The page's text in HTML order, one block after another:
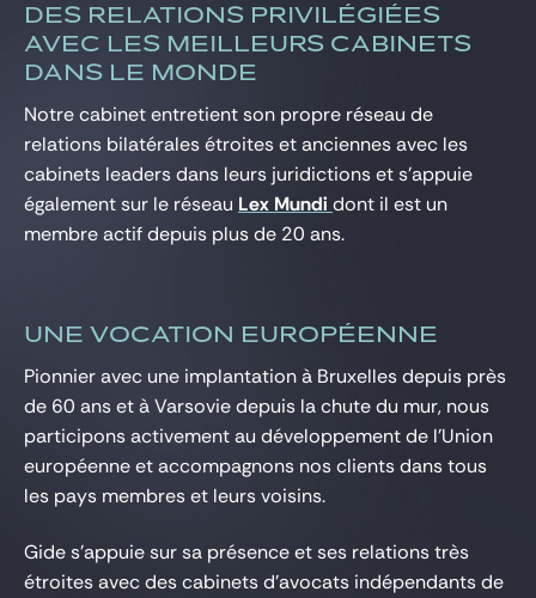
DES RELATIONS PRIVILÉGIÉES
AVEC LES MEILLEURS CABINETS
DANS LE MONDE
Notre cabinet entretient son propre réseau de
relations bilatérales étroites et anciennes avec les
cabinets leaders dans leurs juridictions et s’appuie
également sur le réseau Lex Mundi dont il est un
membre actif depuis plus de 20 ans.
UNE VOCATION EUROPÉENNE
Pionnier avec une implantation à Bruxelles depuis près
de 60 ans et à Varsovie depuis la chute du mur, nous
participons activement au développement de l’Union
européenne et accompagnons nos clients dans tous
les pays membres et leurs voisins.
Gide s’appuie sur sa présence et ses relations très
étroites avec des cabinets d’avocats indépendants de